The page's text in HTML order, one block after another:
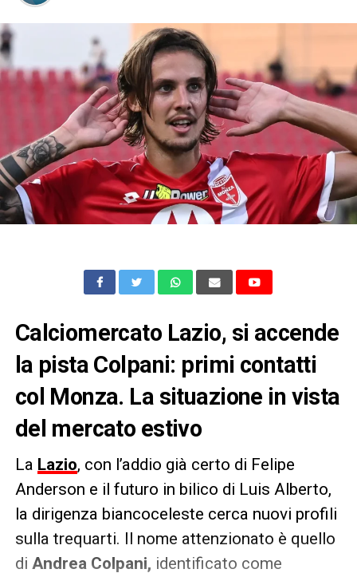
Calciomercato Lazio, si accende
la pista Colpani: primi contatti
col Monza. La situazione in vista
del mercato estivo
La Lazio, con l’addio già certo di Felipe
Anderson e il futuro in bilico di Luis Alberto,
la dirigenza biancoceleste cerca nuovi profili
sulla trequarti. Il nome attenzionato è quello
di Andrea Colpani, identificato come